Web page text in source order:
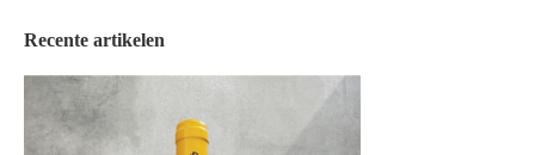
Recente artikelen